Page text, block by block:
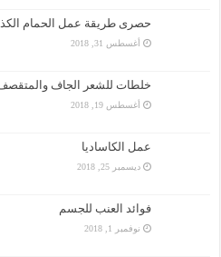
حصرى طريقة عمل الحمام
أغسطس 31, 2018
خلطات للشعر الجاف
أغسطس 19, 2018
عمل الكاساديا
ديسمبر 25, 2018
فوائد العنب للجسم
نوفمبر 1, 2018